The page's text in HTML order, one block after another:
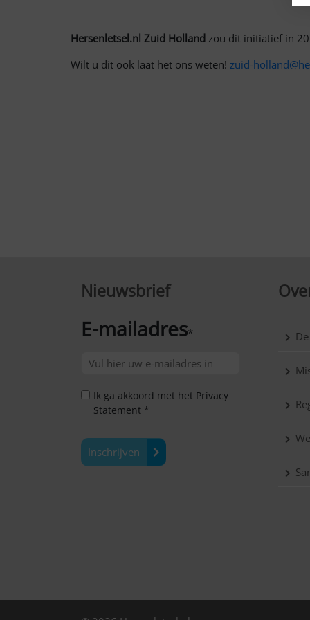
Hersenletsel.nl Zuid Holland zou dit initiatief in
Wilt u dit ook laat het ons weten! zuid-
Nieuwsbrief
E-mailadres*
Ik ga akkoord met het Privacy
Statement *
Inschrijven